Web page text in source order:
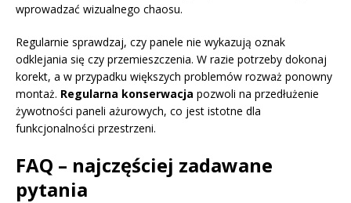
wprowadzać wizualnego chaosu.
Regularnie sprawdzaj, czy panele nie wykazują oznak
odklejania się czy przemieszczenia. W razie potrzeby dokonaj
korekt, a w przypadku większych problemów rozważ ponowny
montaż. Regularna konserwacja pozwoli na przedłużenie
żywotności paneli ażurowych, co jest istotne dla
funkcjonalności przestrzeni.
FAQ – najczęściej zadawane
pytania